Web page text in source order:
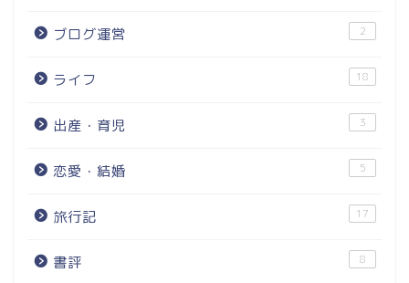
ブログ運営 2
ライフ 18
出産・育児 3
恋愛・結婚 5
旅行記 17
書評 8